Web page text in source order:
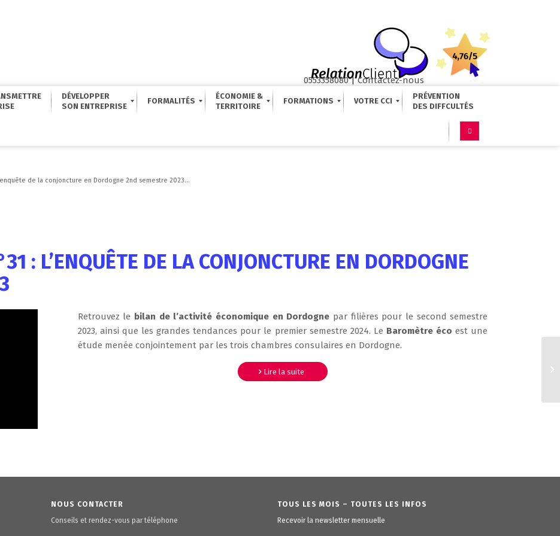
0553358080|Contactez-nous
DÉVELOPPER
FORMALITÉS
ÉCONOMIE &
FORMATIONS VOTRE CCI
PRÉVENTION
L’enquête de la conjoncture en Dordogne 2nd semestre 2023...
: L’ENQUÊTE DE LA CONJONCTURE EN DORDOGNE
Retrouvez le bilan de l’activité économique en Dordogne par filières pour le second semestre
2023, ainsi que les grandes tendances pour le premier semestre 2024. Le Baromètre éco est une
étude menée conjointement par les trois chambres consulaires en Dordogne.
Lire la suite
NOUS CONTACTER
Conseils et rendez-vous par téléphone
TOUS LES MOIS – TOUTES LES INFOS
Recevoir la newsletter mensuelle